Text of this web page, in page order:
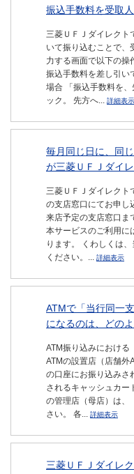
振込手数料を受取
三菱ＵＦＪダイレクト
いて振り込むことで、
力する画面で以下の操
振込手数料を差し引い
場合 「振込手数料を
ック。 先方へ... 詳細表示
毎月同じ日に、同
が三菱ＵＦＪダイ
三菱ＵＦＪダイレクト
の支店窓口にてお申し
来店予定の支店窓口ま
本サービスのご利用に
ります。 くわしくは
ください。... 詳細表示
ATMで「当行同一
になるのは、どの
ATM振り込みにおける
ATMの設置店（店舗外
の口座にお振り込みさ
されるキャッシュカー
の管理店（母店）は、
さい。 各... 詳細表示
三菱ＵＦＪダイレ